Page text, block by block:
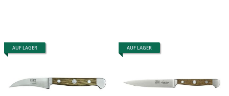
AUF LAGER AUF LAGER